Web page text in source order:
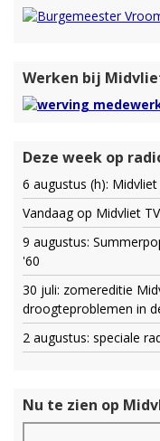
Werken bij
Deze week op
6 augustus (h):
Vandaag op Midvliet TV
9 augustus:
'60
30 juli: zomereditie
droogteproblemen in
2 augustus: speciale
Nu te zien op